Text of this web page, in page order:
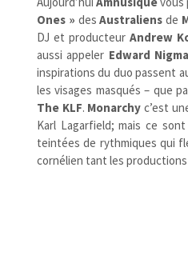
Ones » desAustraliens de
DJ et producteurAndrew
aussi appeler Edward Nigma
inspirations du duo passent
les visages masqués – que
The KLF. Monarchy c’est
Karl Lagarfield; mais ce
teintées de rythmiques qui
cornélien tant les